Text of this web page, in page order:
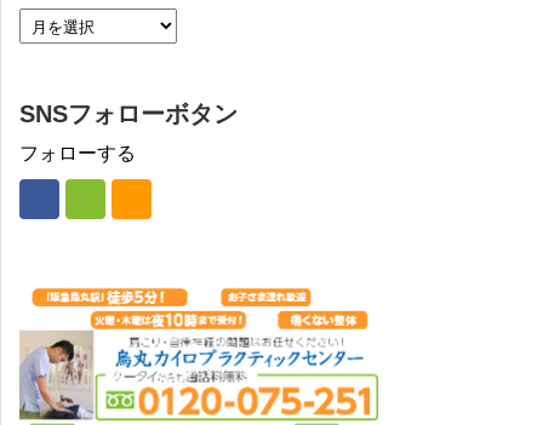
SNSフォローボタン
フォローする